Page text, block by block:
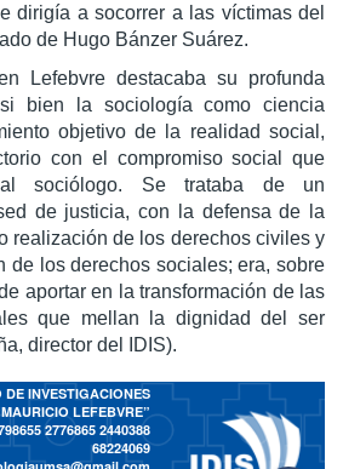
dirigía a socorrer a las víctimas del
de Hugo Bánzer Suárez.
Lefebvre destacaba su profunda
bien la sociología como ciencia
objetivo de la realidad social,
con el compromiso social que
al sociólogo. Se trataba de un
de justicia, con la defensa de la
realización de los derechos civiles y
de los derechos sociales; era, sobre
aportar en la transformación de las
que mellan la dignidad del ser
director del IDIS).
DE INVESTIGACIONES
LEFEBVRE”
2776865 2440388
68224069